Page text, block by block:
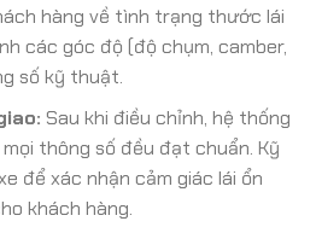
hàng về tình trạng thước lái
các góc độ (độ chụm, camber,
số kỹ thuật.
Sau khi điều chỉnh, hệ thống
thông số đều đạt chuẩn. Kỹ
để xác nhận cảm giác lái ổn
khách hàng.